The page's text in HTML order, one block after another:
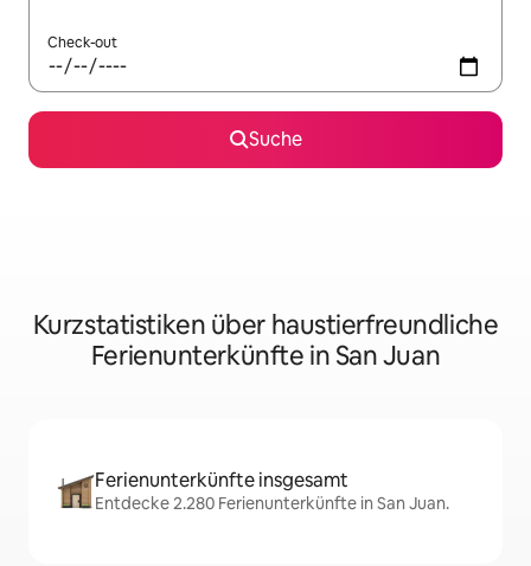
Check-out
Suche
Kurzstatistiken über haustierfreundliche
Ferienunterkünfte in San Juan
Ferienunterkünfte insgesamt
Entdecke 2.280 Ferienunterkünfte in San Juan.